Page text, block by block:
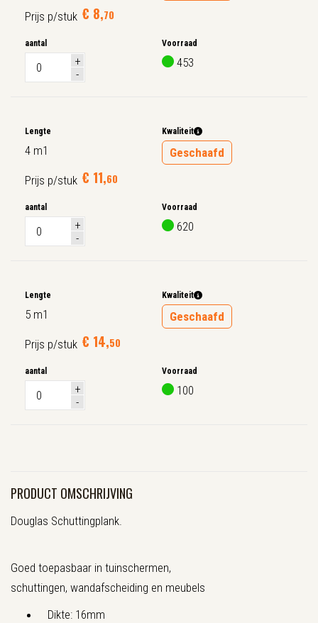
Prijs p/stuk € 8,70
aantal Voorraad
453
Lengte
4 m1
Kwaliteit
Geschaafd
Prijs p/stuk € 11,60
aantal Voorraad
620
Lengte
5 m1
Kwaliteit
Geschaafd
Prijs p/stuk € 14,50
aantal Voorraad
100
PRODUCT OMSCHRIJVING
Douglas Schuttingplank.
Goed toepasbaar in tuinschermen,
schuttingen, wandafscheiding en meubels
Dikte: 16mm